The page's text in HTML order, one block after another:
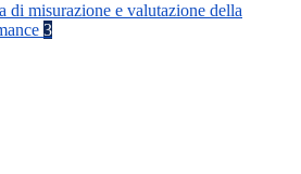
di misurazione e valutazione della
3